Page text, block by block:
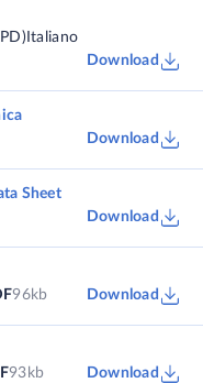
Italiano
Download
Download
Sheet
Download
96kb Download
93kb Download